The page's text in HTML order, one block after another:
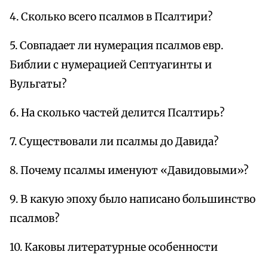
4. Сколько всего псалмов в Псалтири?
5. Совпадает ли нумерация псалмов евр.
Библии с нумерацией Септуагинты и
Вульгаты?
6. На сколько частей делится Псалтирь?
7. Существовали ли псалмы до Давида?
8. Почему псалмы именуют «Давидовыми»?
9. В какую эпоху было написано большинство
псалмов?
10. Каковы литературные особенности